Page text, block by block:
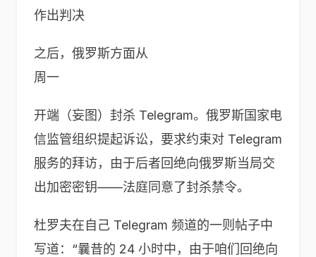
作出判决
之后，俄罗斯方面从
周一
开端（妄图）封杀 Telegram。俄罗斯国家电
信监管组织提起诉讼，要求约束对 Telegram
服务的拜访，由于后者回绝向俄罗斯当局交
出加密密钥——法庭同意了封杀禁令。
杜罗夫在自己 Telegram 频道的一则帖子中
写道：“曩昔的 24 小时中，由于咱们回绝向